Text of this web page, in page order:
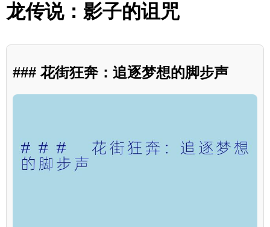
龙传说：影子的诅咒
### 花街狂奔：追逐梦想的脚步声